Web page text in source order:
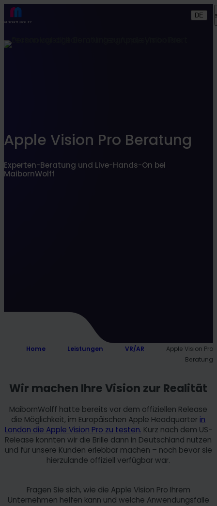
DESuche
Apple Vision Pro Beratung
Experten-Beratung und Live-Hands-On bei
MaibornWolff
Home Leistungen VR/AR
Apple Vision Pro
Beratung
Wir machen Ihre Vision zur Realität
MaibornWolff hatte bereits vor dem offiziellen Release
die Möglichkeit, im Europäischen Apple Headquarter in
London die Apple Vision Pro zu testen. Kurz nach dem US-
Release konnten wir die Brille dann in Deutschland nutzen
und für unsere Kunden erlebbar machen – noch bevor sie
hierzulande offiziell verfügbar war.
Fragen Sie sich, wie die Apple Vision Pro Ihrem
Unternehmen helfen kann und welche Anwendungsfälle
Finden Sie, was zu Ihnen passt